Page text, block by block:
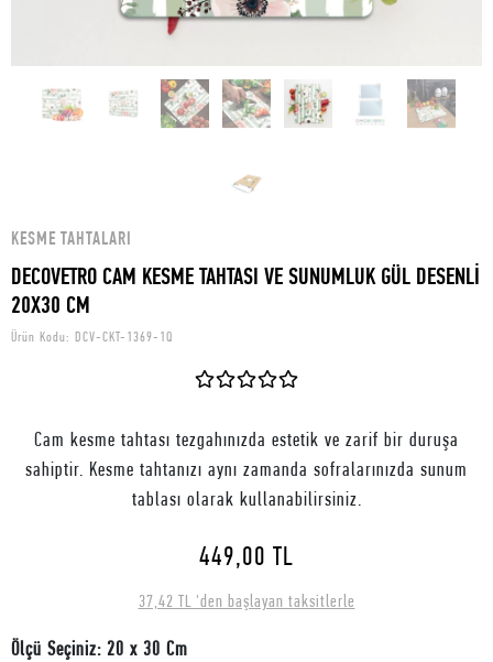
KESME TAHTALARI
DECOVETRO CAM KESME TAHTASI VE SUNUMLUK GÜL DESENLİ
20X30 CM
Ürün Kodu: DCV-CKT-1369-1Q
Cam kesme tahtası tezgahınızda estetik ve zarif bir duruşa
sahiptir. Kesme tahtanızı aynı zamanda sofralarınızda sunum
tablası olarak kullanabilirsiniz.
449,00 TL
37,42 TL 'den başlayan taksitlerle
Ölçü Seçiniz: 20 x 30 Cm